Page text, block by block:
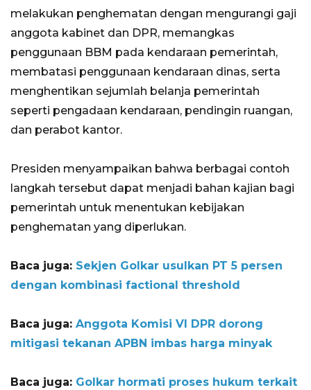
melakukan penghematan dengan mengurangi gaji
anggota kabinet dan DPR, memangkas
penggunaan BBM pada kendaraan pemerintah,
membatasi penggunaan kendaraan dinas, serta
menghentikan sejumlah belanja pemerintah
seperti pengadaan kendaraan, pendingin ruangan,
dan perabot kantor.
Presiden menyampaikan bahwa berbagai contoh
langkah tersebut dapat menjadi bahan kajian bagi
pemerintah untuk menentukan kebijakan
penghematan yang diperlukan.
Baca juga: Sekjen Golkar usulkan PT 5 persen
dengan kombinasi factional threshold
Baca juga: Anggota Komisi VI DPR dorong
mitigasi tekanan APBN imbas harga minyak
Baca juga: Golkar hormati proses hukum terkait